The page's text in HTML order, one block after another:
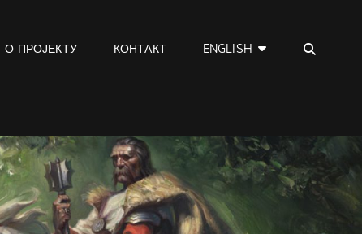
О ПРОЈЕКТУ КОНТАКТ ENGLISH